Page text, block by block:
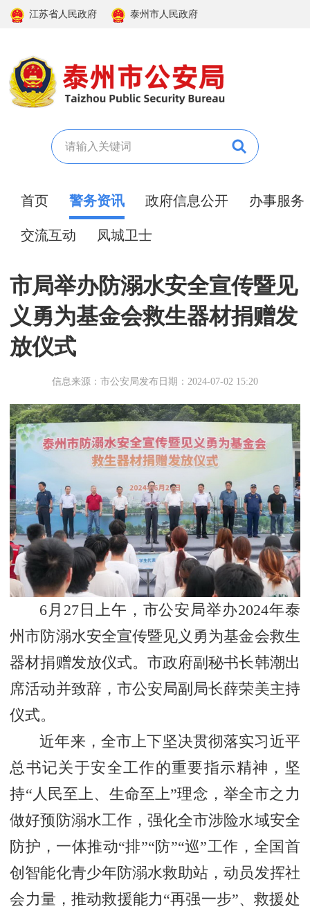
江苏省人民政府 泰州市人民政府
首页 警务资讯 政府信息公开 办事服务
交流互动 凤城卫士
市局举办防溺水安全宣传暨见
义勇为基金会救生器材捐赠发
放仪式
信息来源：市公安局发布日期：2024-07-02 15:20
6月27日上午，市公安局举办2024年泰
州市防溺水安全宣传暨见义勇为基金会救生
器材捐赠发放仪式。市政府副秘书长韩潮出
席活动并致辞，市公安局副局长薛荣美主持
仪式。
近年来，全市上下坚决贯彻落实习近平
总书记关于安全工作的重要指示精神，坚
持“人民至上、生命至上”理念，举全市之力
做好预防溺水工作，强化全市涉险水域安全
防护，一体推动“排”“防”“巡”工作，全国首
创智能化青少年防溺水救助站，动员发挥社
会力量，推动救援能力“再强一步”、救援处